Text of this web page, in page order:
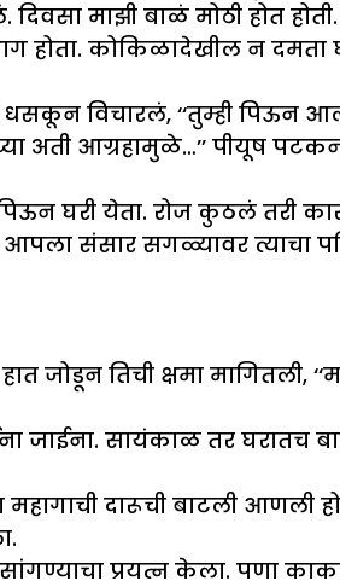
माझी बाळं मोठी होत
होता. कोकिळादेखील न
विचारलं, ‘‘तुम्ही पिऊन
अती आग्रहामुळे…’’ पीयूष
घरी येता. रोज कुठलं तरी
संसार सगळ्यावर त्याचा
तिची क्षमा मागितली,
जाईना. सायंकाळ तर
दारूची बाटली आणली
सांगण्याचा प्रयत्न केला. पणा